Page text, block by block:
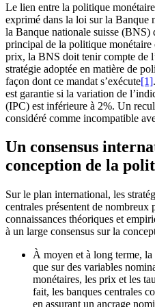
Le lien entre la politique
exprimé dans la loi sur la Banque
la Banque nationale suisse (BNS)
principal de la politique monétaire
prix, la BNS doit tenir compte de
stratégie adoptée en matière de
façon dont ce mandat s’exécute[1]
est garantie si la variation de
(IPC) est inférieure à 2%. Un
considéré comme incompatible
Un consensus
conception de la
Sur le plan international, les
centrales présentent de nombreux
connaissances théoriques et
à un large consensus sur la
À moyen et à long terme,
que sur des variables
monétaires, les prix et les
fait, les banques centrales
en assurant un ancrage